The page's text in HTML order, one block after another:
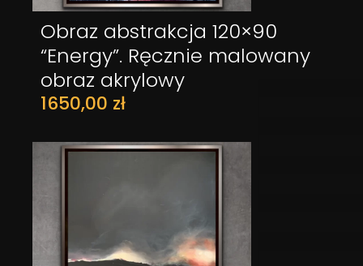
Obraz abstrakcja 120×90
“Energy”. Ręcznie malowany
obraz akrylowy
1650,00 zł
DODAJ DO KOSZYKA